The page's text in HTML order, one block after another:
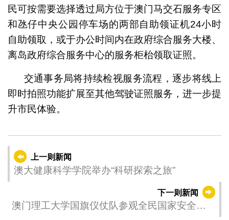
民可按需要选择透过局方位于澳门马交石服务专区
和氹仔中央公园停车场的两部自助领证机24小时
自助领取，或于办公时间内在政府综合服务大楼、
离岛政府综合服务中心的服务柜枱领取证照。
交通事务局将持续检视服务流程，逐步将线上
即时拍照功能扩展至其他驾驶证照服务，进一步提
升市民体验。
上一则新闻
澳大健康科学学院举办“科研探索之旅”
下一则新闻
澳门理工大学国旗仪仗队参观全民国家安全教